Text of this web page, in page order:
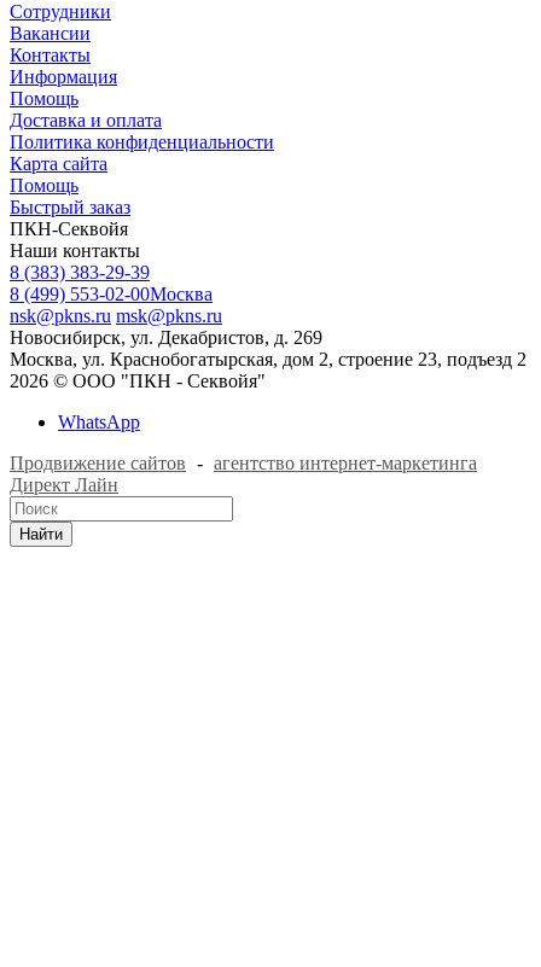
Сотрудники
Вакансии
Контакты
Информация
Помощь
Доставка и оплата
Политика конфиденциальности
Карта сайта
Помощь
Быстрый заказ
ПКН-Секвойя
Наши контакты
8 (383) 383-29-39
8 (499) 553-02-00Москва
nsk@pkns.ru msk@pkns.ru
Новосибирск, ул. Декабристов, д. 269
Москва, ул. Краснобогатырская, дом 2, строение 23, подъезд 2
2026 © ООО "ПКН - Секвойя"
WhatsApp
Продвижение сайтов - агентство интернет-маркетинга
Директ Лайн
Найти